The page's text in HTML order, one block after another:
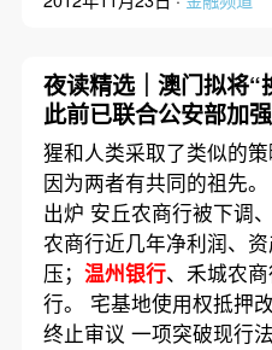
夜读精选｜澳门拟将“
此前已联合公安部加
猩和人类采取了类似的
因为两者有共同的祖先
出炉 安丘农商行被下调、
农商行近几年净利润、
压； 温州银行、禾城农
行。 宅基地使用权抵押
终止审议 一项突破现行